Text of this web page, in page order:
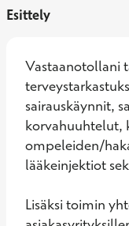
Esittely
Vastaanotollani
sairauskäynnit,
korvahuuhtelut,
ompeleiden/
lääkeinjektiot
Lisäksi toimin